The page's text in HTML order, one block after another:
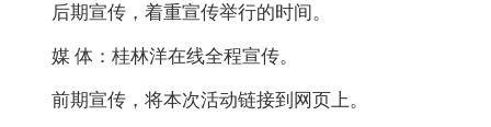
后期宣传，着重宣传举行的时间。
媒 体：桂林洋在线全程宣传。
前期宣传，将本次活动链接到网页上。